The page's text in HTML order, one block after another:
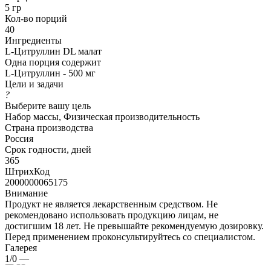
5 гр
Кол-во порций
40
Ингредиенты
L-Цитруллин DL малат
Одна порция содержит
L-Цитруллин - 500 мг
Цели и задачи
?
Выберите вашу цель
Набор массы, Физическая производительность
Страна производства
Россия
Срок годности, дней
365
ШтрихКод
2000000065175
Внимание
Продукт не является лекарственным средством. Не
рекомендовано использовать продукцию лицам, не
достигшим 18 лет. Не превышайте рекомендуемую дозировку.
Перед применением проконсультируйтесь со специалистом.
Галерея
1/0 —